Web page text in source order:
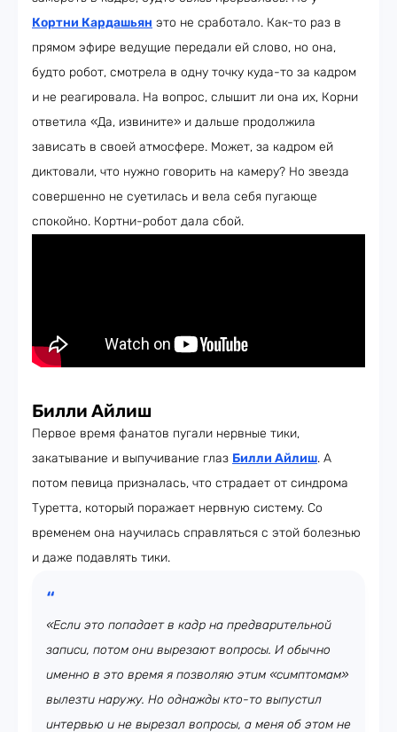
Кортни Кардашьян это не сработало. Как-то раз в
прямом эфире ведущие передали ей слово, но она,
будто робот, смотрела в одну точку куда-то за кадром
и не реагировала. На вопрос, слышит ли она их, Корни
ответила «Да, извините» и дальше продолжила
зависать в своей атмосфере. Может, за кадром ей
диктовали, что нужно говорить на камеру? Но звезда
совершенно не суетилась и вела себя пугающе
спокойно. Кортни-робот дала сбой.
Билли Айлиш
Первое время фанатов пугали нервные тики,
закатывание и выпучивание глаз Билли Айлиш. А
потом певица призналась, что страдает от синдрома
Туретта, который поражает нервную систему. Со
временем она научилась справляться с этой болезнью
и даже подавлять тики.
«Если это попадает в кадр на предварительной
записи, потом они вырезают вопросы. И обычно
именно в это время я позволяю этим «симптомам»
вылезти наружу. Но однажды кто-то выпустил
интервью и не вырезал вопросы, а меня об этом не